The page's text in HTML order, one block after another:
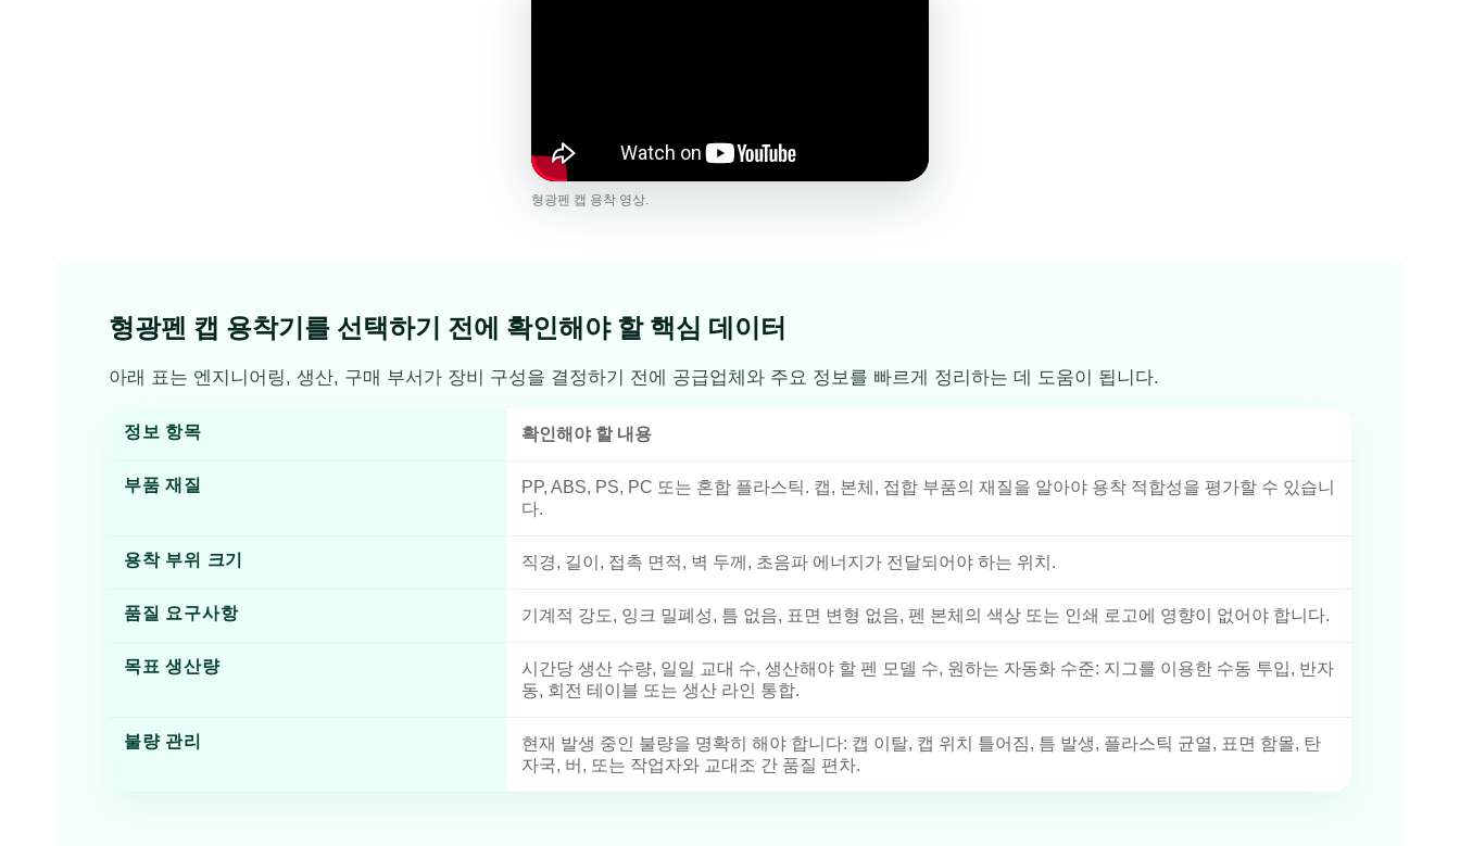
형광펜 캡 용착 영상.
형광펜 캡 용착기를 선택하기 전에 확인해야 할 핵심 데이터
아래 표는 엔지니어링, 생산, 구매 부서가 장비 구성을 결정하기 전에 공급업체와 주요 정보를 빠르게 정리하는 데 도움이 됩니다.
정보 항목 확인해야 할 내용
부품 재질
PP, ABS, PS, PC 또는 혼합 플라스틱. 캡, 본체, 접합 부품의 재질을 알아야 용착 적합성을 평가할 수 있습니
다.
용착 부위 크기 직경, 길이, 접촉 면적, 벽 두께, 초음파 에너지가 전달되어야 하는 위치.
품질 요구사항 기계적 강도, 잉크 밀폐성, 틈 없음, 표면 변형 없음, 펜 본체의 색상 또는 인쇄 로고에 영향이 없어야 합니다.
목표 생산량
시간당 생산 수량, 일일 교대 수, 생산해야 할 펜 모델 수, 원하는 자동화 수준: 지그를 이용한 수동 투입, 반자
동, 회전 테이블 또는 생산 라인 통합.
불량 관리
현재 발생 중인 불량을 명확히 해야 합니다: 캡 이탈, 캡 위치 틀어짐, 틈 발생, 플라스틱 균열, 표면 함몰, 탄
자국, 버, 또는 작업자와 교대조 간 품질 편차.